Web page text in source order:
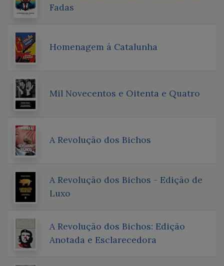
Fadas
Homenagem á Catalunha
Mil Novecentos e Oitenta e Quatro
A Revolução dos Bichos
A Revolução dos Bichos - Edição de
Luxo
A Revolução dos Bichos: Edição
Anotada e Esclarecedora